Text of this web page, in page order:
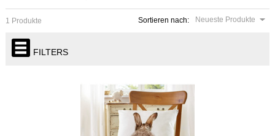
Sortieren nach: Neueste Produkte
1 Produkte
FILTERS